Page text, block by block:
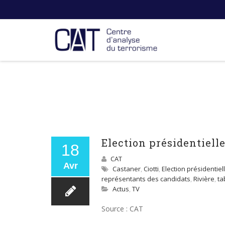
18
Avr
Election présidentielle
CAT
Castaner, Ciotti, Election
représentants des candidats, Rivière,
Actus, TV
Source : CAT